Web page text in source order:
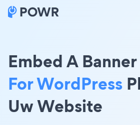
Embed A Banner
For WordPress
Uw Website